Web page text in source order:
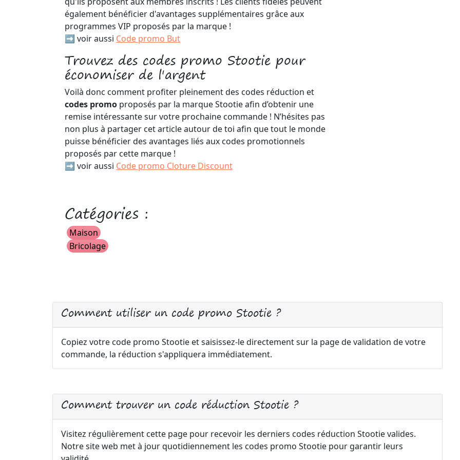
également bénéficier d'avantages supplémentaires grâce aux
programmes VIP proposés par la marque !
➡️ voir aussi Code promo But
Trouvez des codes promo Stootie pour
économiser de l'argent
Voilà donc comment profiter pleinement des codes réduction et
codes promo proposés par la marque Stootie afin d’obtenir une
remise intéressante sur votre prochaine commande ! N’hésites pas
non plus à partager cet article autour de toi afin que tout le monde
puisse bénéficier des avantages liés aux codes promotionnels
proposés par cette marque !
➡️ voir aussi Code promo Cloture Discount
Catégories :
Maison
Bricolage
Comment utiliser un code promo Stootie ?
Copiez votre code promo Stootie et saisissez-le directement sur la page de validation de votre
commande, la réduction s'appliquera immédiatement.
Comment trouver un code réduction Stootie ?
Visitez régulièrement cette page pour recevoir les derniers codes réduction Stootie valides.
Notre site web met à jour quotidiennement les codes promo Stootie pour garantir leurs